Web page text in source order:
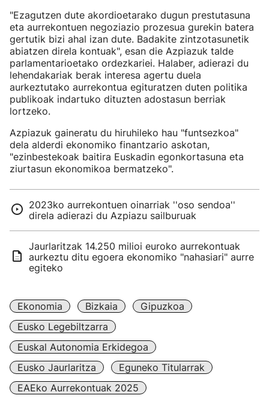
"Ezagutzen dute akordioetarako dugun prestutasuna
eta aurrekontuen negoziazio prozesua gurekin batera
gertutik bizi ahal izan dute. Badakite zintzotasunetik
abiatzen direla kontuak", esan die Azpiazuk talde
parlamentarioetako ordezkariei. Halaber, adierazi du
lehendakariak berak interesa agertu duela
aurkeztutako aurrekontua egituratzen duten politika
publikoak indartuko dituzten adostasun berriak
lortzeko.
Azpiazuk gaineratu du hiruhileko hau "funtsezkoa"
dela alderdi ekonomiko finantzario askotan,
"ezinbestekoak baitira Euskadin egonkortasuna eta
ziurtasun ekonomikoa bermatzeko".
2023ko aurrekontuen oinarriak ''oso sendoa''
direla adierazi du Azpiazu sailburuak
Jaurlaritzak 14.250 milioi euroko aurrekontuak
aurkeztu ditu egoera ekonomiko "nahasiari" aurre
egiteko
Ekonomia Bizkaia
Gipuzkoa
Eusko Legebiltzarra
Euskal Autonomia Erkidegoa
Eusko Jaurlaritza
Eguneko Titularrak
EAEko Aurrekontuak 2025